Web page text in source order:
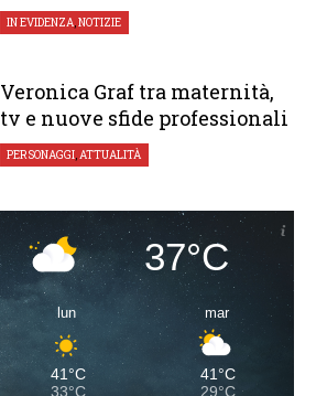
IN EVIDENZA,NOTIZIE
Veronica Graf tra maternità,
tv e nuove sfide professionali
PERSONAGGI,ATTUALITÀ
37°C
lun
41°C
33°C
mar
41°C
29°C